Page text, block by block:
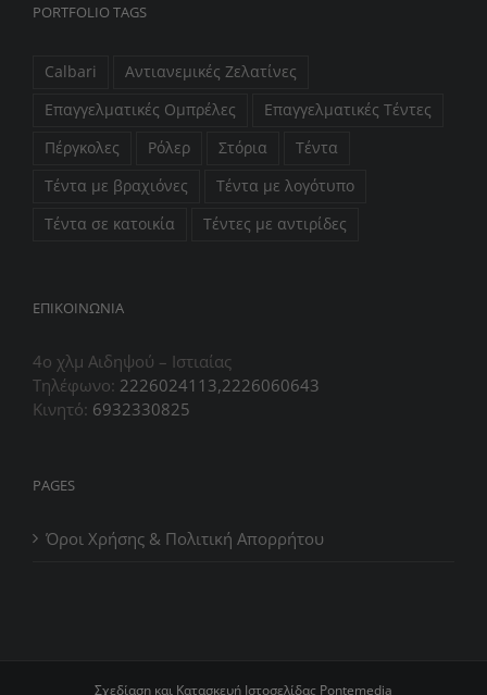
PORTFOLIO TAGS
Calbari
Αντιανεμικές Ζελατίνες
Επαγγελματικές Ομπρέλες
Επαγγελματικές Τέντες
Πέργκολες
Ρόλερ Στόρια
Τέντα
Τέντα με βραχιόνες
Τέντα με λογότυπο
Τέντα σε κατοικία
Τέντες με αντιρίδες
ΕΠIΚΟΙΝΩΝΙΑ
4ο χλμ Αιδηψού – Ιστιαίας
Τηλέφωνο: 2226024113,2226060643
Κινητό: 6932330825
PAGES
Όροι Χρήσης & Πολιτική Απορρήτου
Σχεδίαση και Κατασκευή Ιστοσελίδας Pontemedia